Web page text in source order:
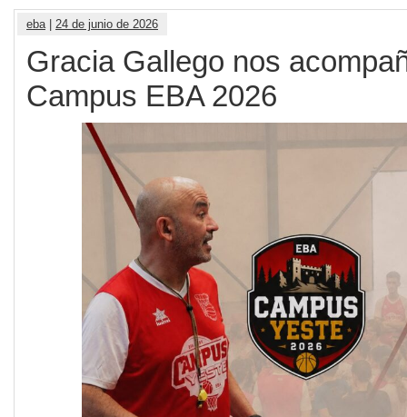
eba | 24 de junio de 2026
Gracia Gallego nos
Campus EBA 2026